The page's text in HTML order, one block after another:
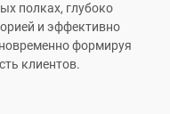
полках, глубоко
и эффективно
формируя
клиентов.